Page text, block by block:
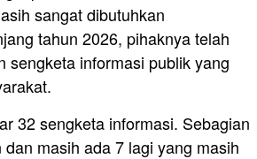
sangat dibutuhkan
tahun 2026, pihaknya telah
sengketa informasi publik yang
32 sengketa informasi. Sebagian
masih ada 7 lagi yang masih